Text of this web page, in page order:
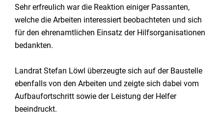
Sehr erfreulich war die Reaktion einiger Passanten,
welche die Arbeiten interessiert beobachteten und sich
für den ehrenamtlichen Einsatz der Hilfsorganisationen
bedankten.
Landrat Stefan Löwl überzeugte sich auf der Baustelle
ebenfalls von den Arbeiten und zeigte sich dabei vom
Aufbaufortschritt sowie der Leistung der Helfer
beeindruckt.